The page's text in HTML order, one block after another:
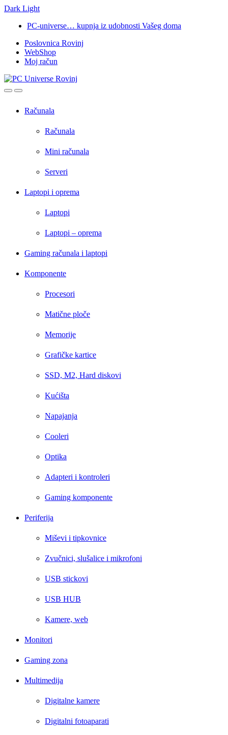
Dark Light
navigation
content
PC-universe… kupnja iz udobnosti Vašeg doma
Poslovnica Rovinj
WebShop
Moj račun
OpenClose
Računala
Računala
Mini računala
Serveri
Laptopi i oprema
Laptopi
Laptopi – oprema
Gaming računala i laptopi
Komponente
Procesori
Matične ploče
Memorije
Grafičke kartice
SSD, M2, Hard diskovi
Kućišta
Napajanja
Cooleri
Optika
Adapteri i kontroleri
Gaming komponente
Periferija
Miševi i tipkovnice
Zvučnici, slušalice i mikrofoni
USB stickovi
USB HUB
Kamere, web
Monitori
Gaming zona
Multimedija
Digitalne kamere
Digitalni fotoaparati